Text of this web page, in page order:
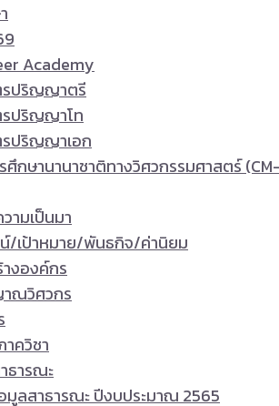
Academy
ปริญญาตรี
ปริญญาโท
ปริญญาเอก
ศึกษานานาชาติทางวิศวกรรมศาสตร์
ามเป็นมา
/เป้าหมาย/พันธกิจ/ค่านิยม
งองค์กร
ณวิศวกร
ควิชา
ธารณะ
มูลสาธารณะ ปีงบประมาณ 2565